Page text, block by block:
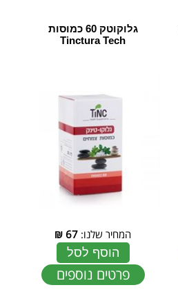
גלוקוטק 60 כמוסות
Tinctura Tech
המחיר שלנו: 67
₪
הוסף לסל
פרטים נוספים